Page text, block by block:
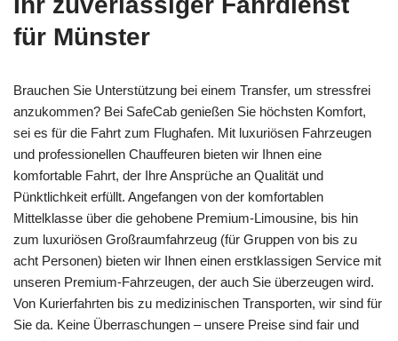
für Münster
Brauchen Sie Unterstützung bei einem Transfer, um stressfrei
anzukommen? Bei SafeCab genießen Sie höchsten Komfort,
sei es für die Fahrt zum Flughafen. Mit luxuriösen Fahrzeugen
und professionellen Chauffeuren bieten wir Ihnen eine
komfortable Fahrt, der Ihre Ansprüche an Qualität und
Pünktlichkeit erfüllt. Angefangen von der komfortablen
Mittelklasse über die gehobene Premium-Limousine, bis hin
zum luxuriösen Großraumfahrzeug (für Gruppen von bis zu
acht Personen) bieten wir Ihnen einen erstklassigen Service mit
unseren Premium-Fahrzeugen, der auch Sie überzeugen wird.
Von Kurierfahrten bis zu medizinischen Transporten, wir sind für
Sie da. Keine Überraschungen – unsere Preise sind fair und